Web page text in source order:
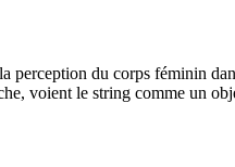
du corps féminin
voient le string comme un